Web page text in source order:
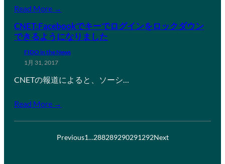
Read More →
CNET:Facebookでキーでログインをロックダウン
できるようになりました
FIDO in the News
1月 31, 2017
CNETの報道によると、ソーシ…
Read More →
Previous1…288289290291292Next